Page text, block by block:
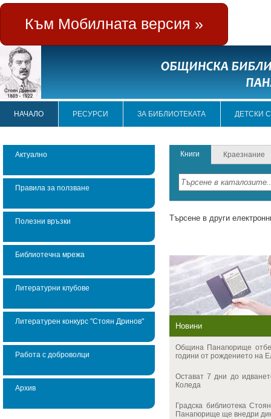
Към Мобилната версия »
НАЧАЛО РЕСУРСИ ЗА БИБЛИОТЕКАТА ДЕТСКИ
Актуално
Правила за ползване
Полезни връзки
Библиотечна мрежа
Литературни клубове
Литературен конкурс "Стоян Дринов"
Работа с доброволци
Архив
Книги Краезнание
Търсене в други
Новини
Община Панагюрище
години от рождението на
Остават 7 дни до
Коледа
Градска библиотека
Панагюрище ще внедри